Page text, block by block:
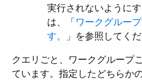
実行されないように
は、「ワークグルー
す。
」を参照してくだ
クエリごと、ワークグループ
ています。指定したどちらか